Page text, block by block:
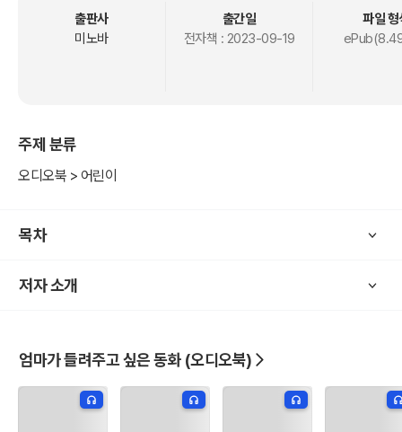
출판사
미노바
출간일
전자책 : 2023-09-19
파일 형
주제 분류
오디오북 > 어린이
목차
저자 소개
엄마가 들려주고 싶은 동화 (오디오북)